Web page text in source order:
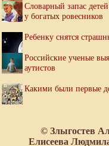
Словарный запас
у богатых ровесников
Ребенку снятся
Российские ученые
аутистов
Какими были первые
© Злыгостев
Елисеева